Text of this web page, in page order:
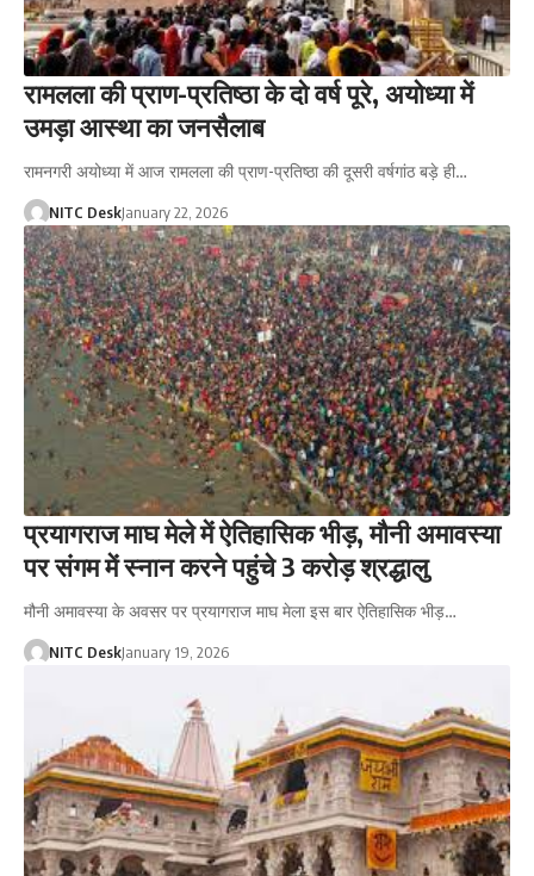
रामलला की प्राण-प्रतिष्ठा के दो वर्ष पूरे, अयोध्या में
उमड़ा आस्था का जनसैलाब
रामनगरी अयोध्या में आज रामलला की प्राण-प्रतिष्ठा की दूसरी वर्षगांठ बड़े ही…
NITC DeskJanuary 22, 2026
प्रयागराज माघ मेले में ऐतिहासिक भीड़, मौनी अमावस्या
पर संगम में स्नान करने पहुंचे 3 करोड़ श्रद्धालु
मौनी अमावस्या के अवसर पर प्रयागराज माघ मेला इस बार ऐतिहासिक भीड़…
NITC DeskJanuary 19, 2026